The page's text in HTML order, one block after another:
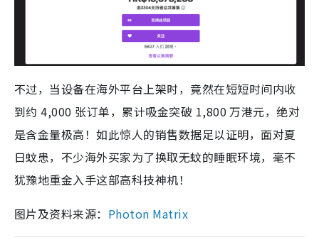
不过，当设备在海外平台上架时，竟然在短短时间内收
到约 4,000 张订单，累计吸金突破 1,800 万港元，绝对
是含金量极高！如此惊人的销售数据足以证明，面对夏
日蚊患，不少海外买家为了换取无蚊的睡眠环境，毫不
犹豫地重金入手这部高科技神机！
图片及资料来源： Photon Matrix